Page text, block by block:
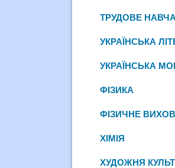
ТРУДОВЕ
УКРАЇНСЬКА
УКРАЇНСЬКА
ФІЗИКА
ФІЗИЧНЕ
ХІМІЯ
ХУДОЖНЯ